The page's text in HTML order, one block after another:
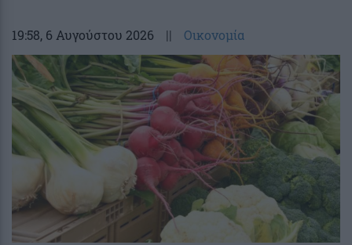
19:58, 6 Αυγούστου 2026 || Οικονομία